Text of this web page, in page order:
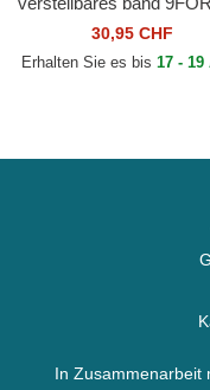
The League der Cincinnati
Reds MLB von New Era
30,95 CHF
Erhalten Sie es bis 17 - 19
In Zusammenarbeit